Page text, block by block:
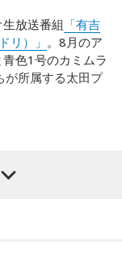
じようなサッカ
で抜けられたと
いているのは事
やり方をしま
んですよ、それ
や戦略はある程
はなくても、ブ
放送番組 「有吉
リ）」 。8月のア
色1号のカミムラ
が所属する太田プ